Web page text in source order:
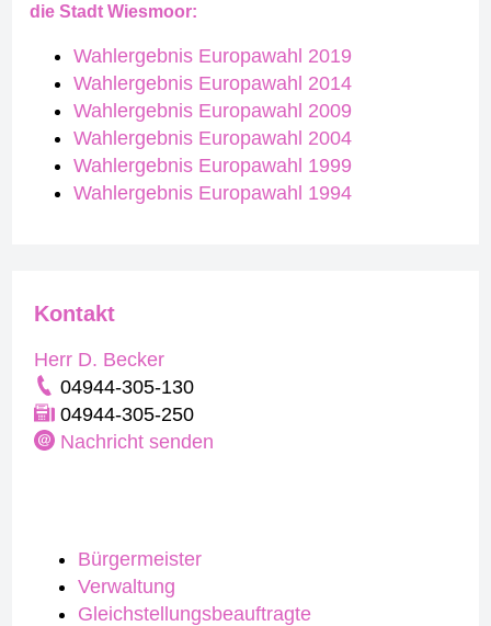
die Stadt Wiesmoor:
Wahlergebnis Europawahl 2019
Wahlergebnis Europawahl 2014
Wahlergebnis Europawahl 2009
Wahlergebnis Europawahl 2004
Wahlergebnis Europawahl 1999
Wahlergebnis Europawahl 1994
Bürgermeister
Verwaltung
Gleichstellungsbeauftragte
Kontakt
Herr D. Becker
04944-305-130
04944-305-250
Nachricht senden